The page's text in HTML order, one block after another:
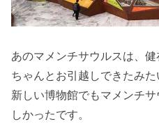
あのマメンチサウルスは、健
ちゃんとお引越しできたみた
新しい博物館でもマメンチ
しかったです。